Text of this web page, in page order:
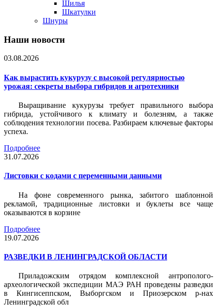
Шилья
Шкатулки
Шнуры
Наши новости
03.08.2026
Как вырастить кукурузу с высокой регулярностью
урожая: секреты выбора гибридов и агротехники
Выращивание кукурузы требует правильного выбора
гибрида, устойчивого к климату и болезням, а также
соблюдения технологии посева. Разбираем ключевые факторы
успеха.
Подробнее
31.07.2026
Листовки c кодами с переменными данными
На фоне современного рынка, забитого шаблонной
рекламой, традиционные листовки и буклеты все чаще
оказываются в корзине
Подробнее
19.07.2026
РАЗВЕДКИ В ЛЕНИНГРАДСКОЙ ОБЛАСТИ
Приладожским отрядом комплексной антрополого-
археологической экспедиции МАЭ РАН проведены разведки
в Кингисеппском, Выборгском и Приозерском р-нах
Ленинградской обл